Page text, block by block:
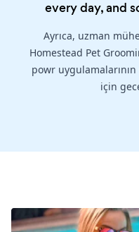
every day, and
Ayrıca, uzman
Homestead Pet
powr uygulamalarının
için